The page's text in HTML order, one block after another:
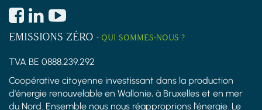
EMISSIONS ZÉRO - QUI SOMMES-NOUS ?
TVA BE 0888.239.292
Coopérative citoyenne investissant dans la production
d'énergie renouvelable en Wallonie, à Bruxelles et en mer
du Nord. Ensemble nous nous réapproprions l'énergie. Le